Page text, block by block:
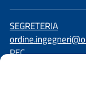
SEGRETERIA
PEC